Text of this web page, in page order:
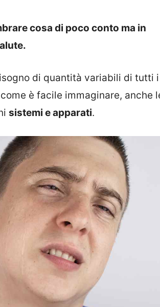
cosa di poco conto ma in
di quantità variabili di tutti i
è facile immaginare, anche
sistemi e apparati.